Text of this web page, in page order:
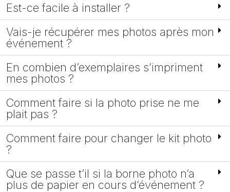
Est-ce facile à installer ?
Vais-je récupérer mes photos après mon
événement ?
En combien d’exemplaires s’impriment
mes photos ?
Comment faire si la photo prise ne me
plait pas ?
Comment faire pour changer le kit photo
?
Que se passe t’il si la borne photo n’a
plus de papier en cours d’événement ?